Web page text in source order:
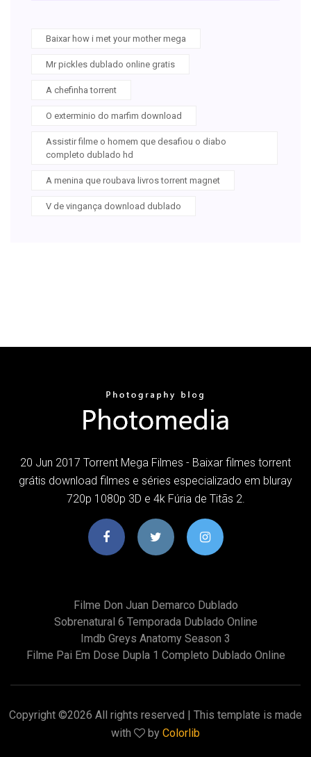
Baixar how i met your mother mega
Mr pickles dublado online gratis
A chefinha torrent
O exterminio do marfim download
Assistir filme o homem que desafiou o diabo
completo dublado hd
A menina que roubava livros torrent magnet
V de vingança download dublado
20 Jun 2017 Torrent Mega Filmes - Baixar filmes torrent
grátis download filmes e séries especializado em bluray
720p 1080p 3D e 4k Fúria de Titãs 2.
Filme Don Juan Demarco Dublado
Sobrenatural 6 Temporada Dublado Online
Imdb Greys Anatomy Season 3
Filme Pai Em Dose Dupla 1 Completo Dublado Online
Copyright ©2026 All rights reserved | This template is made
with
by Colorlib